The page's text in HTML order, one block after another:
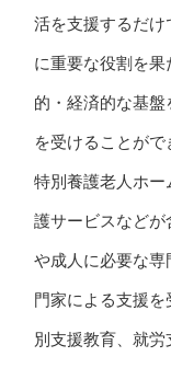
活を支援するだ
に重要な役割を
的・経済的な基
を受けることがで
特別養護老人ホ
護サービスなどが
や成人に必要な
門家による支援
別支援教育、就